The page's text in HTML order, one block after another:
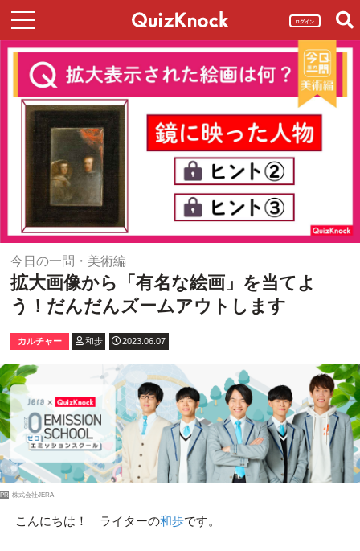
ログイン
今日の一問・美術編
拡大画像から「有名な絵画」を当てよ
う！だんだんズームアウトします
カルチャー 和歩 2023.06.07
PR 株式会社JERA
こんにちは！ ライターの和歩です。